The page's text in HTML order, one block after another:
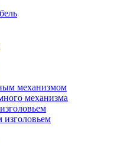
механизмом
механизма